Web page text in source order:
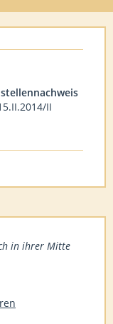
II
in ihrer Mitte